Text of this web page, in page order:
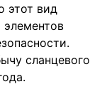
этот вид
сланцевого